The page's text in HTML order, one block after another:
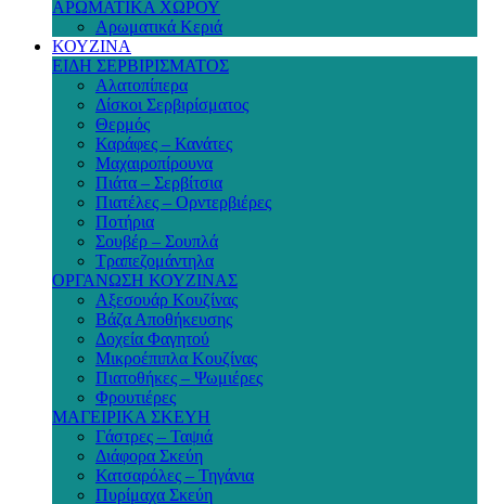
ΑΡΩΜΑΤΙΚΑ ΧΩΡΟΥ
Αρωματικά Κεριά
ΚΟΥΖΙΝΑ
ΕΙΔΗ ΣΕΡΒΙΡΙΣΜΑΤΟΣ
Αλατοπίπερα
Δίσκοι Σερβιρίσματος
Θερμός
Καράφες – Κανάτες
Μαχαιροπίρουνα
Πιάτα – Σερβίτσια
Πιατέλες – Ορντερβιέρες
Ποτήρια
Σουβέρ – Σουπλά
Τραπεζομάντηλα
ΟΡΓΑΝΩΣΗ ΚΟΥΖΙΝΑΣ
Αξεσουάρ Κουζίνας
Βάζα Αποθήκευσης
Δοχεία Φαγητού
Μικροέπιπλα Κουζίνας
Πιατοθήκες – Ψωμιέρες
Φρουτιέρες
ΜΑΓΕΙΡΙΚΑ ΣΚΕΥΗ
Γάστρες – Ταψιά
Διάφορα Σκεύη
Κατσαρόλες – Τηγάνια
Πυρίμαχα Σκεύη